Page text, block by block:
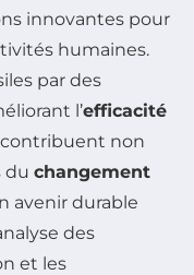
innovantes pour
humaines.
par des
l’efficacité
non
du changement
avenir durable
des
et les